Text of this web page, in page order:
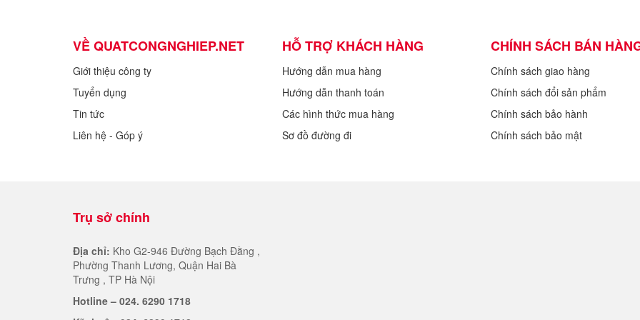
VỀ QUATCONGNGHIEP.NET
Giới thiệu công ty
Tuyển dụng
Tin tức
Liên hệ - Góp ý
HỖ TRỢ KHÁCH HÀNG
Hướng dẫn mua hàng
Hướng dẫn thanh toán
Các hình thức mua hàng
Sơ đồ đường đi
CHÍNH SÁCH BÁN
Chính sách giao hàng
Chính sách đổi sản phẩm
Chính sách bảo hành
Chính sách bảo mật
Trụ sở chính
Địa chỉ: Kho G2-946 Đường Bạch Đằng ,
Phường Thanh Lương, Quận Hai Bà
Trưng , TP Hà Nội
Hotline – 024. 6290 1718